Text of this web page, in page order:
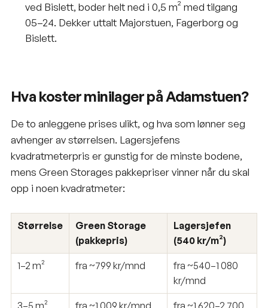
ved Bislett, boder helt ned i 0,5 m² med tilgang
05–24. Dekker uttalt Majorstuen, Fagerborg og
Bislett.
Hva koster minilager på Adamstuen?
De to anleggene prises ulikt, og hva som lønner seg
avhenger av størrelsen. Lagersjefens
kvadratmeterpris er gunstig for de minste bodene,
mens Green Storages pakkepriser vinner når du skal
opp i noen kvadratmeter:
Størrelse
Green Storage
(pakkepris)
Lagersjefen
(540 kr/m²)
1–2 m² fra ~799 kr/mnd
fra ~540–1 080
kr/mnd